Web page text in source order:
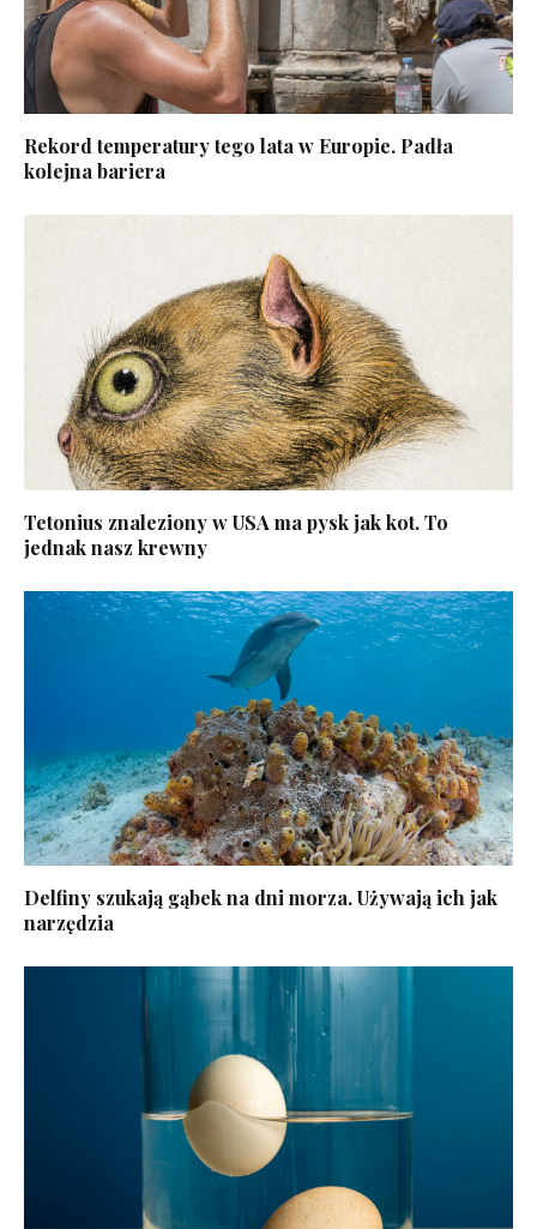
Rekord temperatury tego lata w Europie. Padła
kolejna bariera
Tetonius znaleziony w USA ma pysk jak kot. To
jednak nasz krewny
Delfiny szukają gąbek na dni morza. Używają ich jak
narzędzia